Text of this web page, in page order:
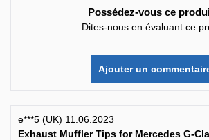
Possédez-vous ce
Dites-nous en évaluant ce
Ajouter un
e***5 (UK) 11.06.2023
Exhaust Muffler Tips for Mercedes G-